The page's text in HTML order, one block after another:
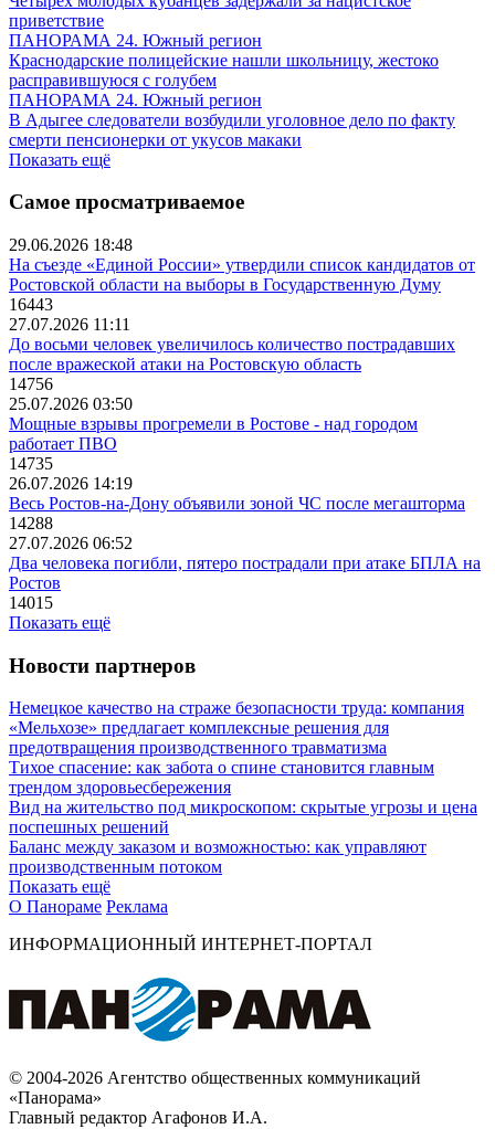
приветствие
ПАНОРАМА 24. Южный регион
Краснодарские полицейские нашли школьницу, жестоко
расправившуюся с голубем
ПАНОРАМА 24. Южный регион
В Адыгее следователи возбудили уголовное дело по факту
смерти пенсионерки от укусов макаки
Показать ещё
Самое просматриваемое
29.06.2026 18:48
На съезде «Единой России» утвердили список кандидатов от
Ростовской области на выборы в Государственную Думу
16443
27.07.2026 11:11
До восьми человек увеличилось количество пострадавших
после вражеской атаки на Ростовскую область
14756
25.07.2026 03:50
Мощные взрывы прогремели в Ростове - над городом
работает ПВО
14735
26.07.2026 14:19
Весь Ростов-на-Дону объявили зоной ЧС после мегашторма
14288
27.07.2026 06:52
Два человека погибли, пятеро пострадали при атаке БПЛА на
Ростов
14015
Показать ещё
Новости партнеров
Немецкое качество на страже безопасности труда: компания
«Мельхозе» предлагает комплексные решения для
предотвращения производственного травматизма
Тихое спасение: как забота о спине становится главным
трендом здоровьесбережения
Вид на жительство под микроскопом: скрытые угрозы и цена
поспешных решений
Баланс между заказом и возможностью: как управляют
производственным потоком
Показать ещё
О Панораме Реклама
ИНФОРМАЦИОННЫЙ ИНТЕРНЕТ-ПОРТАЛ
© 2004-2026 Агентство общественных коммуникаций
«Панорама»
Главный редактор Агафонов И.А.